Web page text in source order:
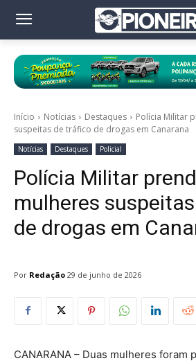
Início Notícias Destaques
Polícia Militar
suspeitas de tráfico de drogas em Canarana
Notícias Destaques Policial
Polícia Militar
mulheres
de drogas em
Por Redação 29 de junho de 2026
CANARANA – Duas mulheres foram